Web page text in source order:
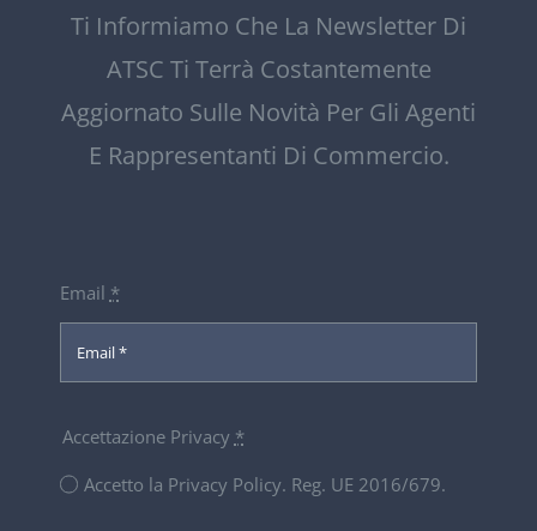
Ti Informiamo Che La Newsletter Di
ATSC Ti Terrà Costantemente
Aggiornato Sulle Novità Per Gli Agenti
E Rappresentanti Di Commercio.
Email *
Accettazione Privacy *
Accetto la Privacy Policy. Reg. UE 2016/679.